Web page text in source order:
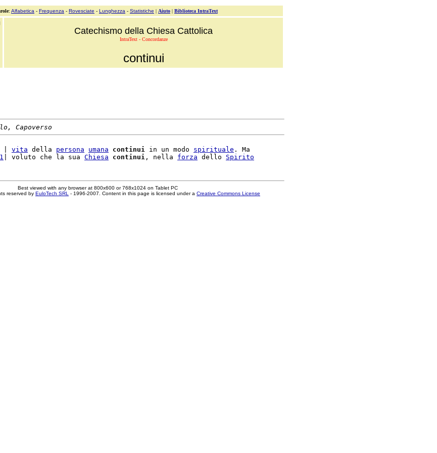
: Alfabetica - Frequenza - Rovesciate - Lunghezza - Statistiche | Aiuto | Biblioteca IntraText
Catechismo della Chiesa Cattolica
IntraText - Concordanze
continui
Capoverso
vita della persona umana continui in un modo spirituale . Ma
| voluto che la sua Chiesa continui , nella forza dello Spirito
Best viewed with any browser at 800x600 or 768x1024 on Tablet PC
reserved by EuloTech SRL - 1996-2007. Content in this page is licensed under a Creative Commons License